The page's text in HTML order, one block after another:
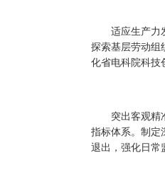
适应生产力发
探索基层劳动组
化省电科院科技
突出客观精准
指标体系。制定
退出，强化日常